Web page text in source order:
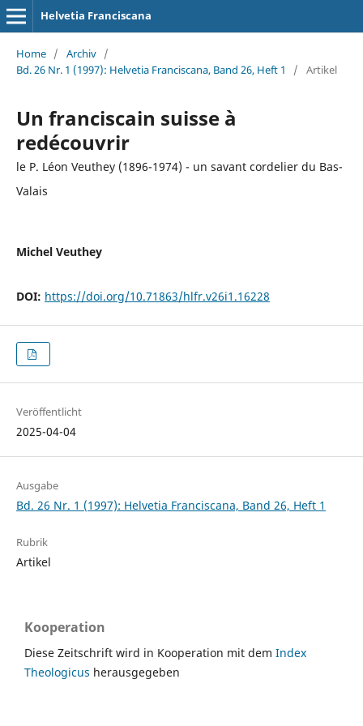
Helvetia Franciscana
Home / Archiv /
Bd. 26 Nr. 1 (1997): Helvetia Franciscana, Band 26, Heft 1
/ Artikel
Un franciscain suisse à
redécouvrir
le P. Léon Veuthey (1896-1974) - un savant cordelier du Bas-
Valais
Michel Veuthey
DOI: https://doi.org/10.71863/hlfr.v26i1.16228
Veröffentlicht
2025-04-04
Ausgabe
Bd. 26 Nr. 1 (1997): Helvetia Franciscana, Band 26, Heft 1
Rubrik
Artikel
Kooperation
Diese Zeitschrift wird in Kooperation mit dem Index
Theologicus herausgegeben